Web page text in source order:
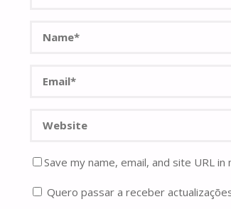
Save my name, email, and site URL
Quero passar a receber